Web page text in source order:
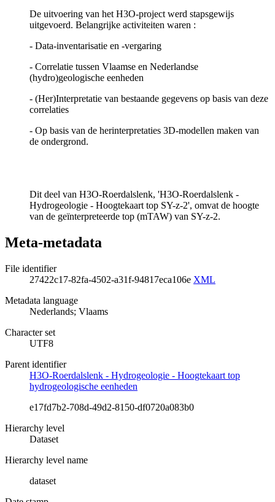
De uitvoering van het H3O-project werd stapsgewijs
uitgevoerd. Belangrijke activiteiten waren :
- Data-inventarisatie en -vergaring
- Correlatie tussen Vlaamse en Nederlandse
(hydro)geologische eenheden
- (Her)Interpretatie van bestaande gegevens op basis van deze
correlaties
- Op basis van de herinterpretaties 3D-modellen maken van
de ondergrond.
Dit deel van H3O-Roerdalslenk, 'H3O-Roerdalslenk -
Hydrogeologie - Hoogtekaart top SY-z-2', omvat de hoogte
van de geïnterpreteerde top (mTAW) van SY-z-2.
Meta-metadata
File identifier
27422c17-82fa-4502-a31f-94817eca106e XML
Metadata language
Nederlands; Vlaams
Character set
UTF8
Parent identifier
H3O-Roerdalslenk - Hydrogeologie - Hoogtekaart top
hydrogeologische eenheden
e17fd7b2-708d-49d2-8150-df0720a083b0
Hierarchy level
Dataset
Hierarchy level name
dataset